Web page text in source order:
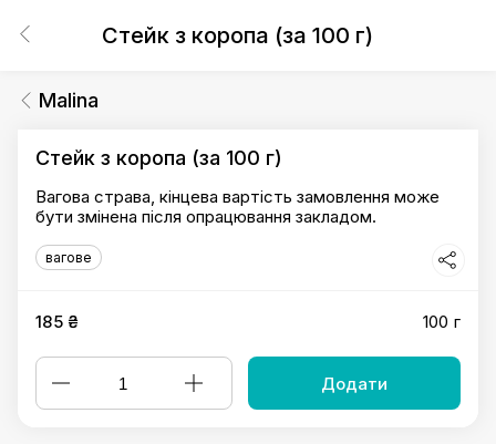
Стейк з коропа (за 100 г)
Malina
Стейк з коропа (за 100 г)
Вагова страва, кінцева вартість замовлення може
бути змінена після опрацювання закладом.
вагове
185 ₴ 100 г
Додати